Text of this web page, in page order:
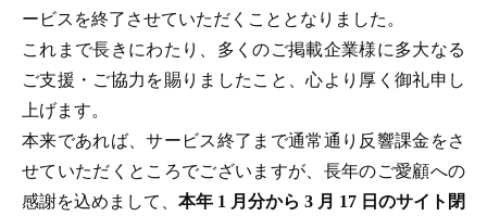
ービスを終了させていただくこととなりました。
これまで長きにわたり、多くのご掲載企業様に多大なる
ご支援・ご協力を賜りましたこと、心より厚く御礼申し
上げます。
本来であれば、サービス終了まで通常通り反響課金をさ
せていただくところでございますが、長年のご愛顧への
感謝を込めまして、 本年 1 月分から 3 月 17 日のサイト閉